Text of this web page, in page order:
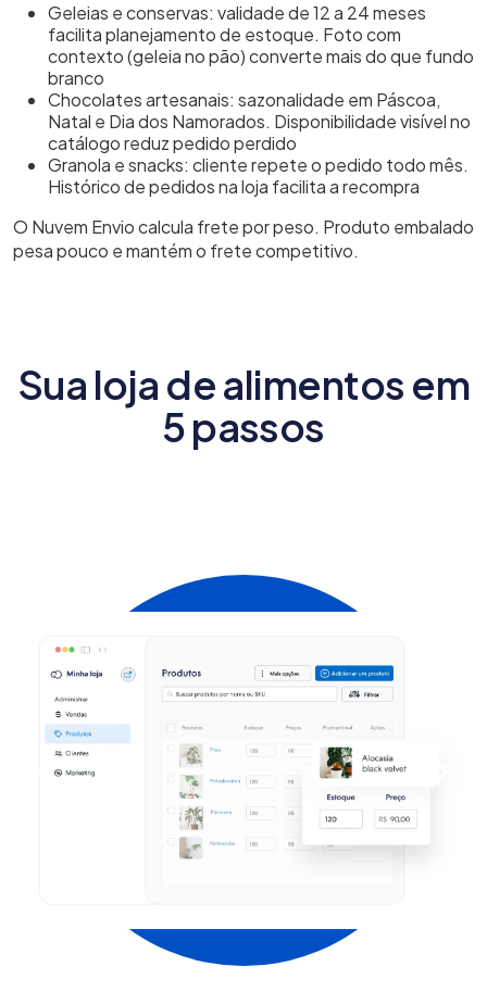
Geleias e conservas: validade de 12 a 24 meses
facilita planejamento de estoque. Foto com
contexto (geleia no pão) converte mais do que fundo
branco
Chocolates artesanais: sazonalidade em Páscoa,
Natal e Dia dos Namorados. Disponibilidade visível no
catálogo reduz pedido perdido
Granola e snacks: cliente repete o pedido todo mês.
Histórico de pedidos na loja facilita a recompra
O Nuvem Envio calcula frete por peso. Produto embalado
pesa pouco e mantém o frete competitivo.
Sua loja de alimentos em
5 passos